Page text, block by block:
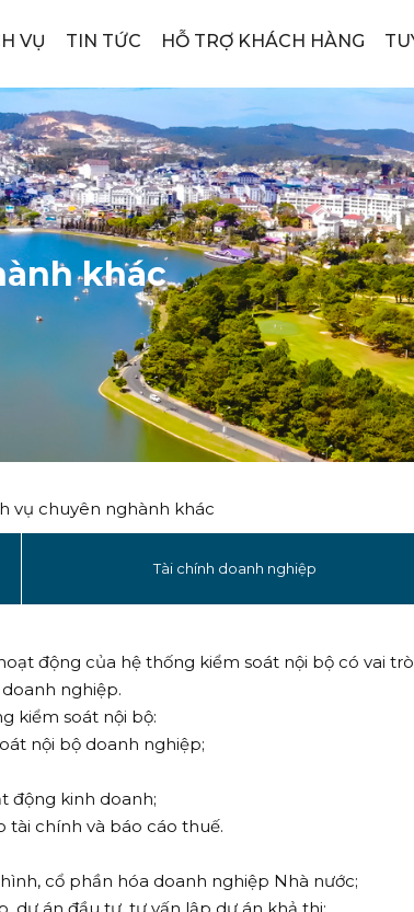
VỤ TIN TỨC HỖ TRỢ KHÁCH HÀNG
khác
vụ chuyên nghành khác
Tài chính doanh nghiệp
động của hệ thống kiểm soát nội bộ có vai trò
nghiệp.
kiểm soát nội bộ:
nội bộ doanh nghiệp;
động kinh doanh;
tài chính và báo cáo thuế.
cổ phần hóa doanh nghiệp Nhà nước;